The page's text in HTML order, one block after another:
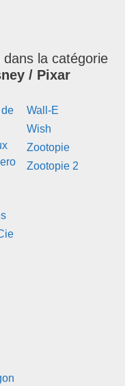
la catégorie
/ Pixar
Wall-E
Wish
Zootopie
Zootopie 2